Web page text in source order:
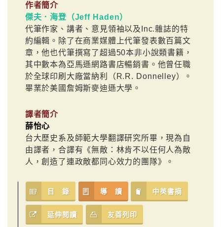
作者簡介
傑夫．海登（Jeff Haden）
代筆作家、講者、意見領袖以及Inc.雜誌的特
約編輯。除了在商業媒體上代筆發表數百篇文
章，他也代筆撰寫了超過50本非小說類書籍，
其中數本為亞馬遜網路書店暢銷書。他曾任職
於全球印刷大廠當納利（R.R. Donnelley）。
畢業於美國詹姆斯麥迪遜大學。
譯者簡介
薛怡心
台大歷史系及師範大學翻譯研究所畢，現為自
由譯者，合譯有《無敵：林肯不以任何人為敵
人，創造了連政敵都同心效力的團隊》。
目 錄 導 讀 中英書摘
延伸閱讀 友善列印